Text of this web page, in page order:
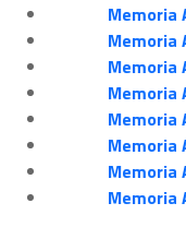
Memoria
Memoria
Memoria
Memoria
Memoria
Memoria
Memoria
Memoria